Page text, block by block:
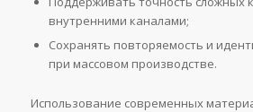
внутренними каналами;
Сохранять повторяемость и
при массовом производстве.
Использование современных